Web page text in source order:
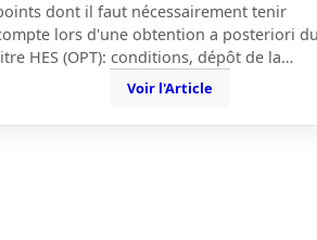
dont il faut nécessairement tenir
lors d'une obtention a posteriori du
HES (OPT): conditions, dépôt de la…
Voir l'Article